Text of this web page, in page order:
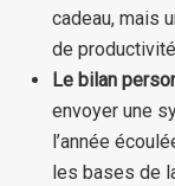
cadeau, mais
de
Le bilan
envoyer une
l’année
les bases de